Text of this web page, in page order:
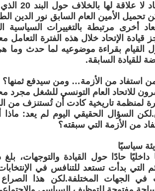
وهناك من يعتقد
تحميل الأمين العام السابق نور الدين
أخرى مرتبطة بالتغييرات
الإتحاد خلال هذه الفترة التعامل
القيام بقراءة موضوعيه لما حدث وما
للقيادة السابقة.
للاتحاد العام التونسي للشغل مجرد
لمنظمة تاريخية كادت أن تُستنزف من
السؤال الحقيقي اليوم لم يعد: ماذا
من الأزمة التي سبقته؟
سياسيًا
حادًا حول القيادة والتوجهات،
القوائم التي بدأت تستعد للتنافس في
في الجهات المختلفة.لكن هذا